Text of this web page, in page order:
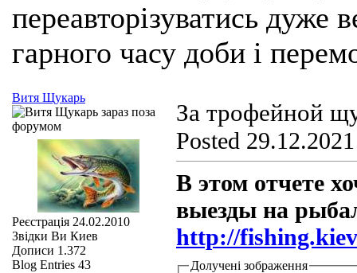
переавторізуватись
гарного часу доби і
За трофейной
Posted
В этом отчете
выезды на
http://
Долучені зображення
Витя Щукарь
Реєстрація 24.02.2010
Звідки Ви Киев
Дописи 1.372
Blog Entries 43